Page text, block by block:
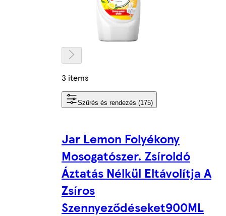
3 items
Szűrés és rendezés (175)
Jar Lemon Folyékony
Mosogatószer. Zsíroldó
Áztatás Nélkül Eltávolítja A
Zsíros
Szennyeződéseket900ML